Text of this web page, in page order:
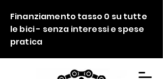
Finanziamento tasso 0 su tutte
le bici - senza interessi e spese
pratica